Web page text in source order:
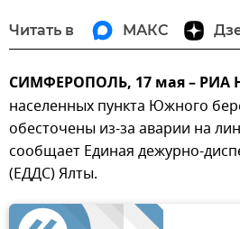
Читать в МАКС
СИМФЕРОПОЛЬ, 17 мая – РИА
населенных пункта Южного
обесточены из-за аварии на
сообщает Единая дежурно-
(ЕДДС) Ялты.